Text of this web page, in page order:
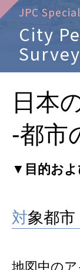
JPC
City
Survey
日本
-都市
▼ 目的お
対象都市
地図中の